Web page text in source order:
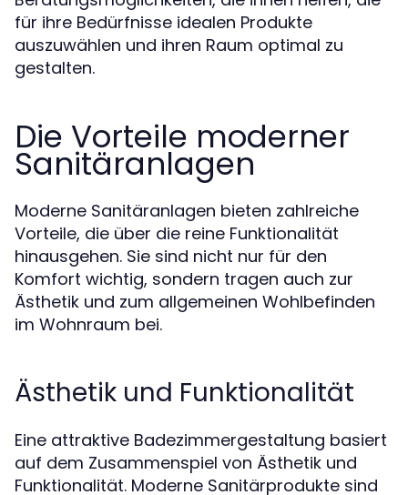
für ihre Bedürfnisse idealen Produkte
auszuwählen und ihren Raum optimal zu
gestalten.
Die Vorteile moderner
Sanitäranlagen
Moderne Sanitäranlagen bieten zahlreiche
Vorteile, die über die reine Funktionalität
hinausgehen. Sie sind nicht nur für den
Komfort wichtig, sondern tragen auch zur
Ästhetik und zum allgemeinen Wohlbefinden
im Wohnraum bei.
Ästhetik und Funktionalität
Eine attraktive Badezimmergestaltung basiert
auf dem Zusammenspiel von Ästhetik und
Funktionalität. Moderne Sanitärprodukte sind